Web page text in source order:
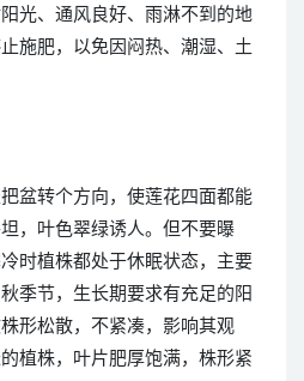
光、通风良好、雨淋不到的地
施肥，以免因闷热、潮湿、土
盆转个方向，使莲花四面都能
，叶色翠绿诱人。但不要曝
时植株都处于休眠状态，主要
季节，生长期要求有充足的阳
形松散，不紧凑，影响其观
植株，叶片肥厚饱满，株形紧